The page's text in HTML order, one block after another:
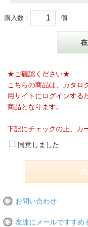
購入数： 個
★ご確認ください★
こちらの商品は、カタロ
用サイトにログインする
商品となります。
下記にチェックの上、カ
同意しました
お問い合わせ
友達にメールですすめ